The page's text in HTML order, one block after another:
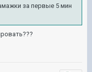
за первые 5 мин